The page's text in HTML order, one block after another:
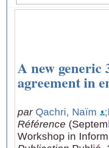
A new generic
agreement in
par Qachri, Naïm
Référence
Workshop in